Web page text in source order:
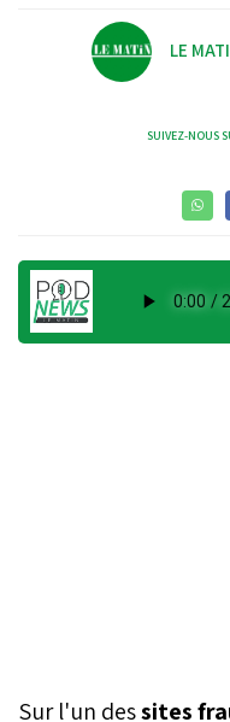
LE
SUIVEZ-NOUS
Sur l'un dessites